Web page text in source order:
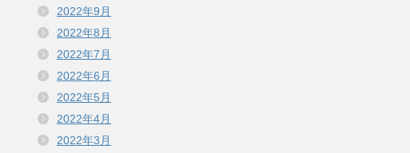
2022年9月
2022年8月
2022年7月
2022年6月
2022年5月
2022年4月
2022年3月